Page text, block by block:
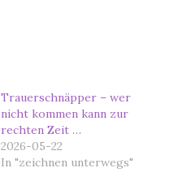
Trauerschnäpper – wer
nicht kommen kann zur
rechten Zeit …
2026-05-22
In "zeichnen unterwegs"